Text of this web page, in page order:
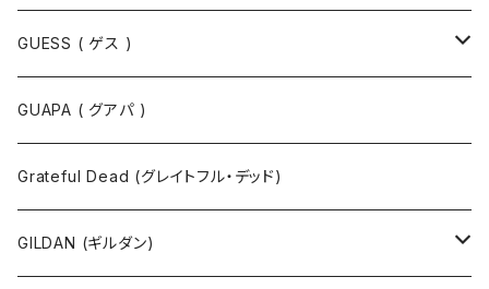
Tシャツ
半袖Tシャツ
長袖Tシャツ
ポロシャツ
シャツ
スウェット
GUESS ( ゲス )
ジャケット
GUAPA ( グアパ )
Grateful Dead (グレイトフル・デッド)
GILDAN (ギルダン)